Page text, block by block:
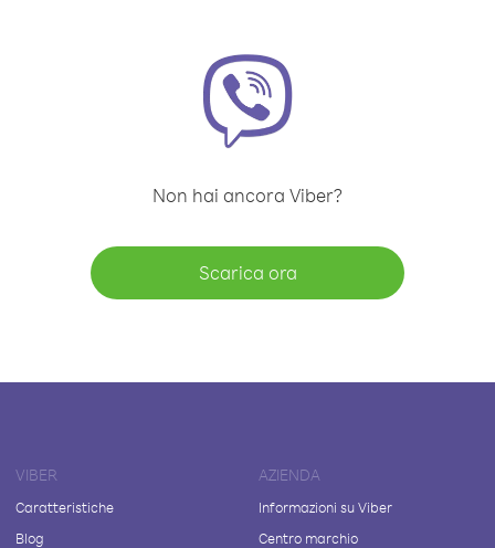
Non hai ancora Viber?
Scarica ora
VIBER
Caratteristiche
Blog
AZIENDA
Informazioni su Viber
Centro marchio